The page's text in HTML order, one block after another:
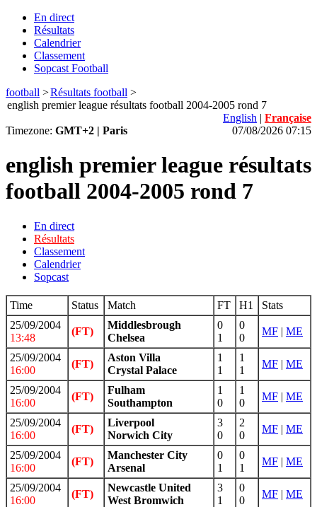
En direct
Résultats
Calendrier
Classement
Sopcast Football
football >Résultats football >
english premier league résultats football 2004-2005 rond 7
English | Française
Timezone: GMT+2 | Paris 07/08/2026 07:15
english premier league résultats
football 2004-2005 rond 7
En direct
Résultats
Classement
Calendrier
Sopcast
Time Status Match FT H1
Stats
25/09/2004
13:48
(FT)
Middlesbrough
Chelsea
0
1
0
0
MF | ME
25/09/2004
16:00
(FT)
Aston Villa
Crystal Palace
1
1
1
1
MF | ME
25/09/2004
16:00
(FT)
Fulham
Southampton
1
0
1
0
MF | ME
25/09/2004
16:00
(FT)
Liverpool
Norwich City
3
0
2
0
MF | ME
25/09/2004
16:00
(FT)
Manchester City
Arsenal
0
1
0
1
MF | ME
25/09/2004
16:00
(FT)
Newcastle United
West Bromwich
3
1
0
0
MF | ME